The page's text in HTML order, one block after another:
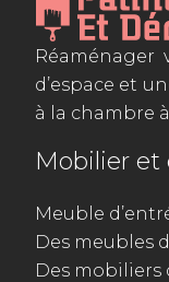
d’espace et
à la chambre
Mobilier et
Meuble
Des meubles
Des mobiliers